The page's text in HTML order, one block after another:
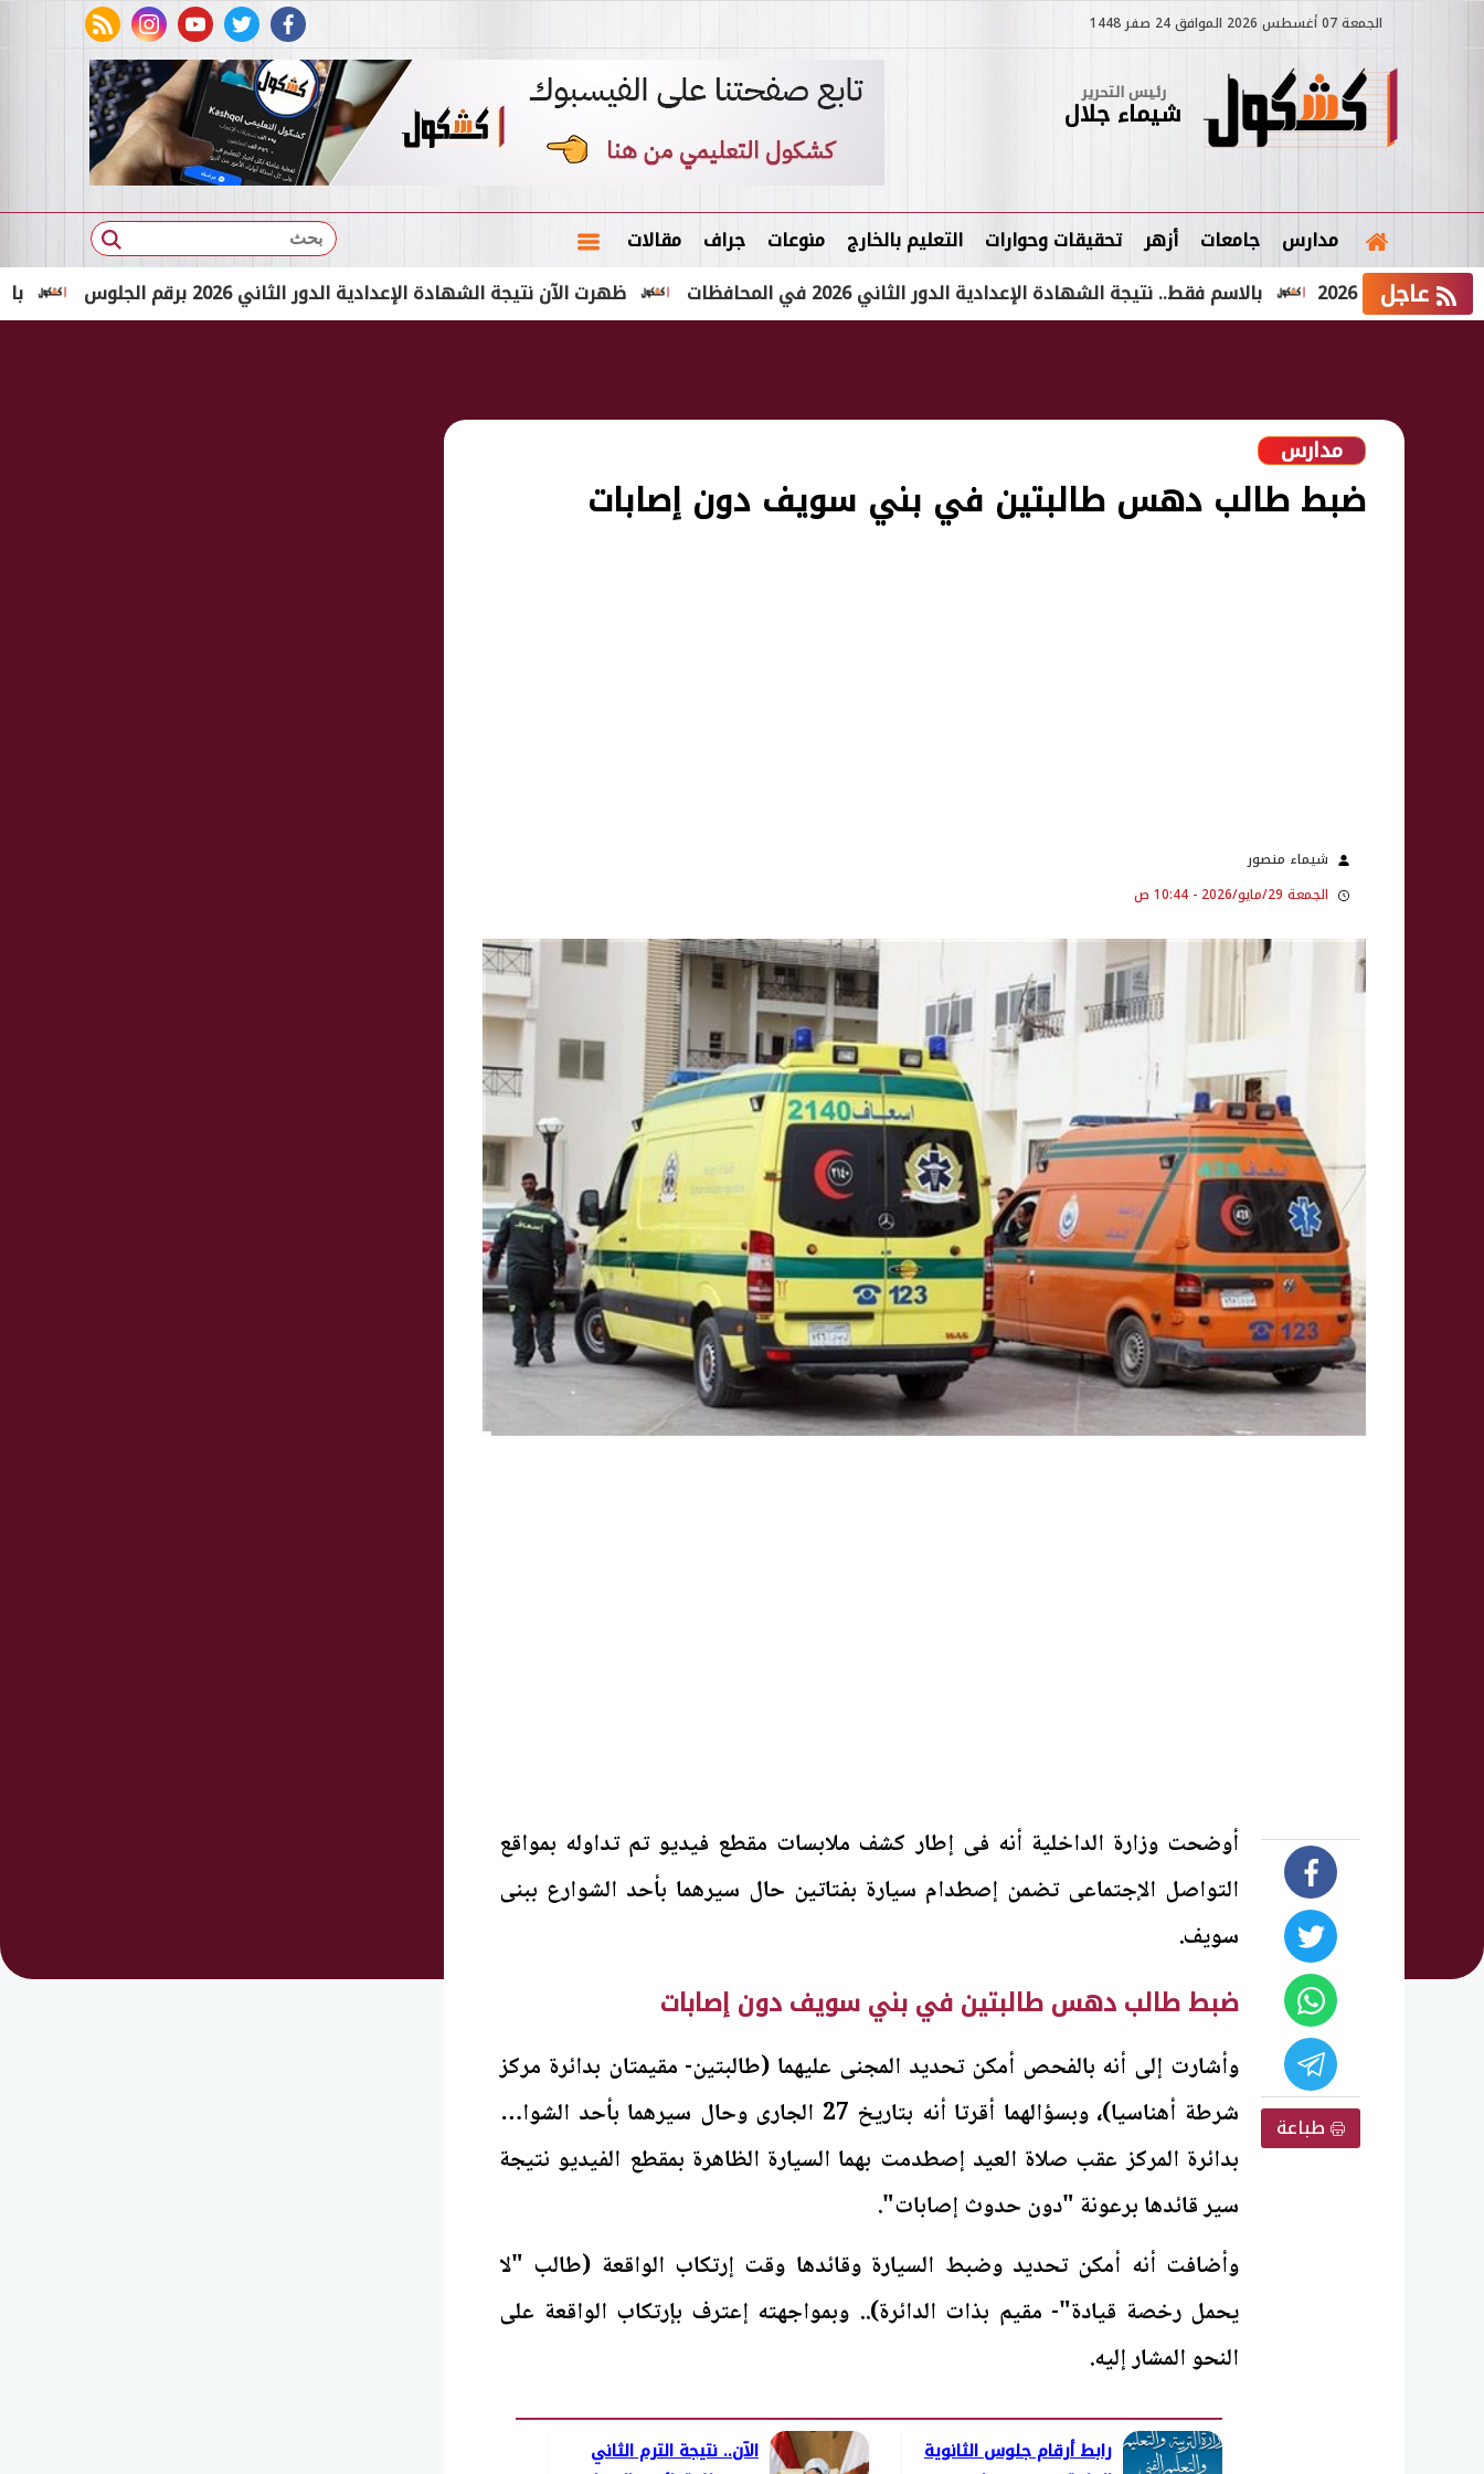
الجمعة 07 أغسطس 2026 الموافق 24 صفر 1448
facebook
twitter
youtube
instagram
rss feed
رئيس التحرير
شيماء جلال
مدارس جامعات أزهر تحقيقات وحوارات التعليم بالخارج منوعات جراف مقالات بحث
عاجل بالاسم الثلاثي فقط.. ظهرت الآن نتيجة الشهادة الإعدادية الدور الثاني 2026 برقم الجلوس بالاسم فقط.. نتيجة الشهادة الإعدادية الدور الثاني 2026 في المحافظات 2026
مدارس
ضبط طالب دهس طالبتين في بني سويف دون إصابات
شيماء منصور
الجمعة 29/مايو/2026 - 10:44 ص
طباعة
أوضحت وزارة الداخلية أنه فى إطار كشف ملابسات مقطع فيديو تم تداوله بمواقع
التواصل الإجتماعى تضمن إصطدام سيارة بفتاتين حال سيرهما بأحد الشوارع ببنى
سويف.
ضبط طالب دهس طالبتين في بني سويف دون إصابات
وأشارت إلى أنه بالفحص أمكن تحديد المجنى عليهما (طالبتين- مقيمتان بدائرة مركز
شرطة أهناسيا)، وبسؤالهما أقرتا أنه بتاريخ 27 الجارى وحال سيرهما بأحد الشوارع
بدائرة المركز عقب صلاة العيد إصطدمت بهما السيارة الظاهرة بمقطع الفيديو نتيجة
سير قائدها برعونة "دون حدوث إصابات".
وأضافت أنه أمكن تحديد وضبط السيارة وقائدها وقت إرتكاب الواقعة (طالب "لا
يحمل رخصة قيادة"- مقيم بذات الدائرة).. وبمواجهته إعترف بإرتكاب الواقعة على
النحو المشار إليه.
رابط أرقام جلوس الثانوية
الآن.. نتيجة الترم الثاني